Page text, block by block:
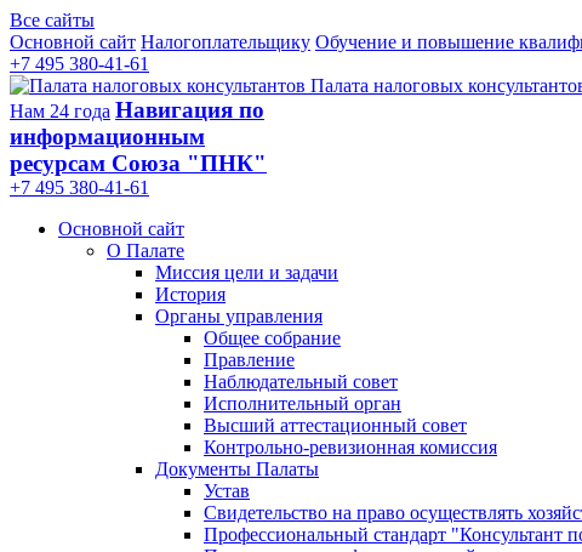
Все сайты
Основной сайт Налогоплательщику Обучение и повышение
+7 495 380-41-61
Палата налоговых
Нам 24 года Навигация по
информационным
ресурсам Союза "ПНК"
+7 495 380‑41‑61
Основной сайт
О Палате
Миссия цели и задачи
История
Органы управления
Общее собрание
Правление
Наблюдательный совет
Исполнительный орган
Высший аттестационный совет
Контрольно-ревизионная комиссия
Документы Палаты
Устав
Свидетельство на право осуществлять
Профессиональный стандарт "Консультант